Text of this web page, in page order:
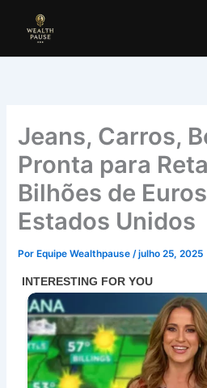
Jeans, Carros,
Pronta para
Bilhões de
Estados Unidos
Por Equipe Wealthpause/julho 25, 2025